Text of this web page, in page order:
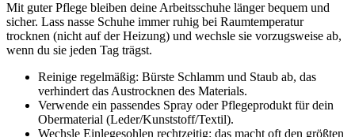
Mit guter Pflege bleiben deine Arbeitsschuhe länger bequem und
sicher. Lass nasse Schuhe immer ruhig bei Raumtemperatur
trocknen (nicht auf der Heizung) und wechsle sie vorzugsweise ab,
wenn du sie jeden Tag trägst.
Reinige regelmäßig: Bürste Schlamm und Staub ab, das
verhindert das Austrocknen des Materials.
Verwende ein passendes Spray oder Pflegeprodukt für dein
Obermaterial (Leder/Kunststoff/Textil).
Wechsle Einlegesohlen rechtzeitig: das macht oft den größten